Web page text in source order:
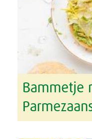
Bammetje